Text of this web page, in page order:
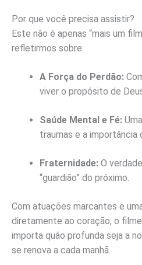
Por que você precisa assistir?
Este não é apenas “mais um
refletirmos sobre:
A Força do Perdão:
viver o propósito de
Saúde Mental e Fé:
traumas e a importância
Fraternidade: O
“guardião” do próximo.
Com atuações marcantes e
diretamente ao coração, o
importa quão profunda seja a
se renova a cada manhã.